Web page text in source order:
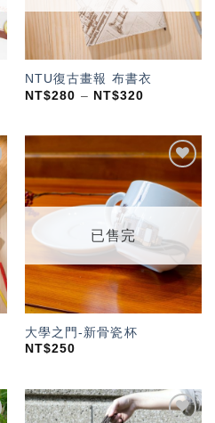
NTU復古畫報 布書衣
NT$280 – NT$320
加入
「願
望輕
已售完
大學之門-新骨瓷杯
NT$250